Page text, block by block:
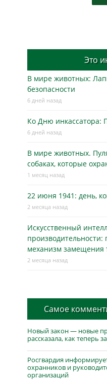
Это
В мире животных:
безопасности
6 дней назад
Ко Дню инкассатора:
6 дней назад
В мире животных.
собаках, которые
1 месяц назад
22 июня 1941: день,
2 месяца назад
Искусственный
производительности:
механизм замещения
2 месяца назад
Самое
Новый закон — новые
рассказала, как теперь
Росгвардия
охранников и
организаций